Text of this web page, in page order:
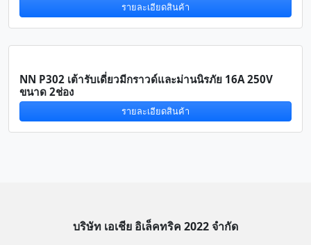
รายละเอียดสินค้า
NN P302 เต้ารับเดี่ยวมีกราวด์และม่านนิรภัย 16A 250V
ขนาด 2ช่อง
รายละเอียดสินค้า
บริษัท เอเชีย อิเล็คทริค 2022 จำกัด